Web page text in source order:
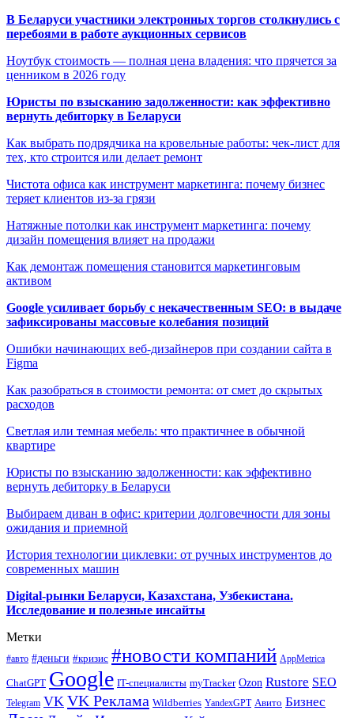
В Беларуси участники электронных торгов столкнулись с
перебоями в работе аукционных сервисов
Ноутбук стоимость — полная цена владения: что прячется за
ценником в 2026 году
Юристы по взысканию задолженности: как эффективно
вернуть дебиторку в Беларуси
Как выбрать подрядчика на кровельные работы: чек-лист для
тех, кто строится или делает ремонт
Чистота офиса как инструмент маркетинга: почему бизнес
теряет клиентов из-за грязи
Натяжные потолки как инструмент маркетинга: почему
дизайн помещения влияет на продажи
Как демонтаж помещения становится маркетинговым
активом
Google усиливает борьбу с некачественным SEO: в выдаче
зафиксированы массовые колебания позиций
Ошибки начинающих веб-дизайнеров при создании сайта в
Figma
Как разобраться в стоимости ремонта: от смет до скрытых
расходов
Светлая или темная мебель: что практичнее в обычной
квартире
Юристы по взысканию задолженности: как эффективно
вернуть дебиторку в Беларуси
Выбираем диван в офис: критерии долговечности для зоны
ожидания и приемной
История технологии циклевки: от ручных инструментов до
современных машин
Digital-рынки Беларуси, Казахстана, Узбекистана.
Исследование и полезные инсайты
Метки
#авто #деньги #кризис #новости компаний AppMetrica
ChatGPT Google IT-специалисты myTracker Ozon Rustore SEO
Telegram VK VK Реклама Wildberries YandexGPT Авито Бизнес